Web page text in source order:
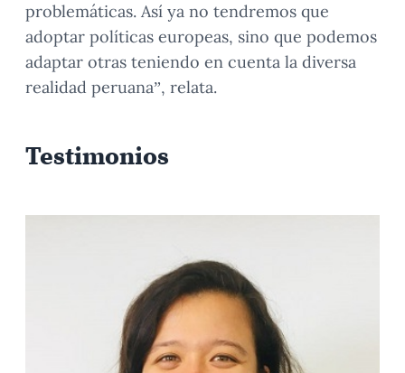
problemáticas. Así ya no tendremos que
adoptar políticas europeas, sino que podemos
adaptar otras teniendo en cuenta la diversa
realidad peruana”, relata.
Testimonios